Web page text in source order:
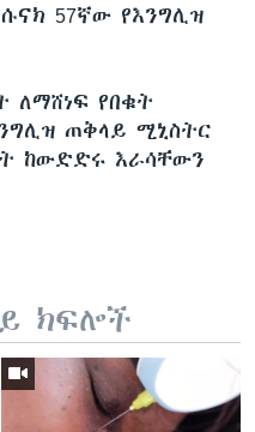
57ኛው የእንግሊዝ
ለማሸነፍ የበቁት
ጠቅላይ ሚኒስትር
ከውድድሩ እራሳቸውን
ክፍሎች